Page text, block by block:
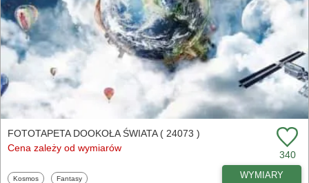
FOTOTAPETA DOOKOŁA ŚWIATA ( 24073 )
Cena zależy od wymiarów
340
Fototapety
Kosmos Fototapety
Fantasy WYMIARY